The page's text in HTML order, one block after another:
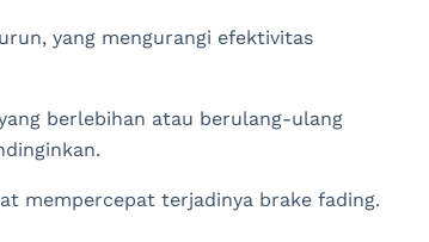
yang mengurangi efektivitas
berlebihan atau berulang-ulang
mempercepat terjadinya brake fading.